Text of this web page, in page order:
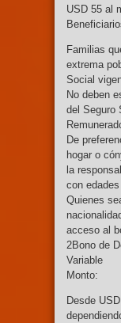
USD 55 al
Familias
extrema
Social
No deben
del Seguro
De
hogar o
la
con
Quienes
acceso al
2Bono de
Variable
Monto:
Desde